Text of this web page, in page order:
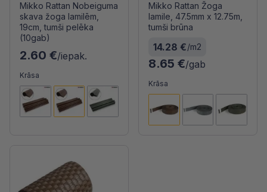
Mikko Rattan Nobeiguma
skava žoga lamilēm,
19cm, tumši pelēka
(10gab)
2.60 €/iepak.
Krāsa
Mikko Rattan Žoga
lamile, 47.5mm x 12.75m,
tumši brūna
14.28 €/m2
8.65 €/gab
Krāsa